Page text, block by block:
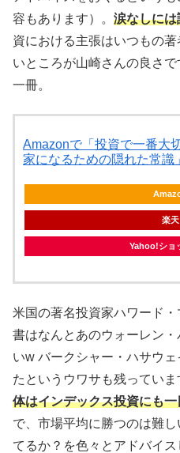
容もあります）。 涙なしに
資における主張はいつもの
いところが山崎さんの良さ
一冊。
Amazonで「投資で一番
家になるための隠れた常識
楽天
Yahoo!ショ
米国の著名投資家ハワード
書はなんとあのウォーレン
いw バークシャー・ハサウ
たというウワサも残っていま
体はインデックス投資にも
で、市場平均に勝つのは難
てるか？を色々とアドバイス